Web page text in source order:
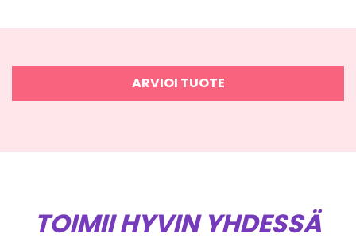
ARVIOI TUOTE
TOIMII HYVIN YHDESSÄ